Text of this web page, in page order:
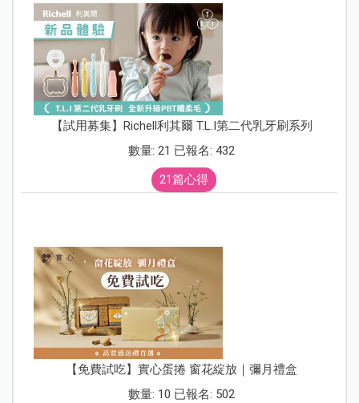
【試用募集】Richell利其爾 T.L.I第二代乳牙刷系列
數量: 21 已報名: 432
21篇心得
【免費試吃】實心蛋捲 窗花綻放｜彌月禮盒
數量: 10 已報名: 502